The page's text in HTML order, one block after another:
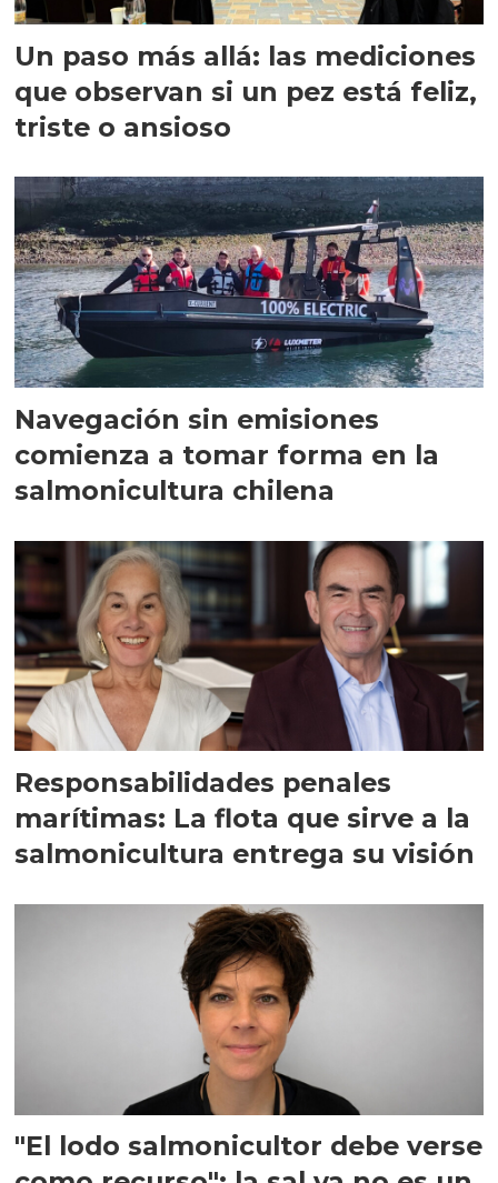
Un paso más allá: las mediciones
que observan si un pez está feliz,
triste o ansioso
Navegación sin emisiones
comienza a tomar forma en la
salmonicultura chilena
Responsabilidades penales
marítimas: La flota que sirve a la
salmonicultura entrega su visión
"El lodo salmonicultor debe verse